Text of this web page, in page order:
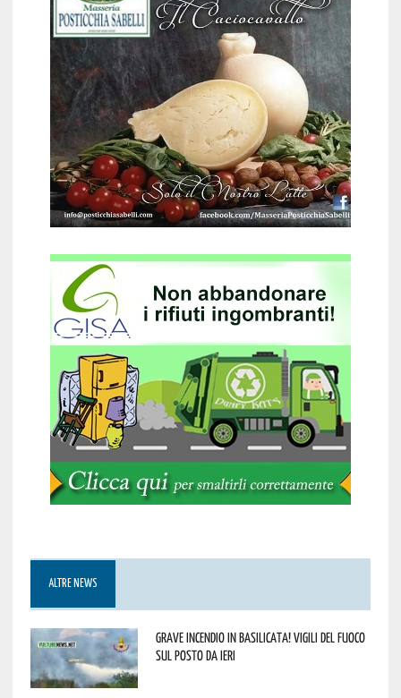
ALTRE NEWS
Grave incendio in Basilicata! Vigili del fuoco
sul posto da ieri